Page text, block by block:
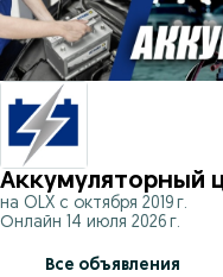
Аккумуляторный
на OLX с октября 2019 г.
Онлайн 14 июля 2026 г.
Все объявления